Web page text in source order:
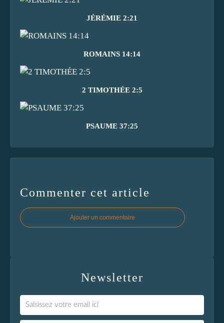
JÉRÉMIE 2:21
ROMAINS 14:14
2 TIMOTHÉE 2:5
PSAUME 37:25
Commenter cet article
Ajouter un commentaire
Newsletter